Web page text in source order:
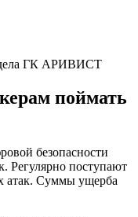
ГК АРИВИСТ
поймать
безопасности
Регулярно поступают
атак. Суммы ущерба